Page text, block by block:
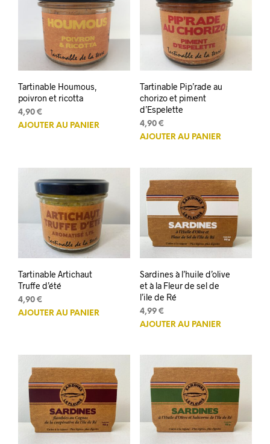
Tartinable Houmous,
poivron et ricotta
4,90 €
AJOUTER AU PANIER
Tartinable Pip’rade au
chorizo et piment
d’Espelette
4,90 €
AJOUTER AU PANIER
Tartinable Artichaut
Truffe d’été
4,90 €
AJOUTER AU PANIER
Sardines à l’huile d’olive
et à la Fleur de sel de
l’ile de Ré
4,99 €
AJOUTER AU PANIER